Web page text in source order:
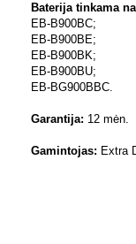
Baterija tinkama
EB-B900BC;
EB-B900BE;
EB-B900BK;
EB-B900BU;
EB-BG900BBC.
Garantija: 12 mėn.
Gamintojas: Extra